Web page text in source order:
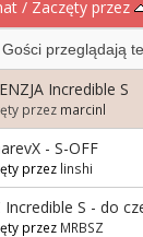
/ Zaczęty przez
przeglądają
Incredible S
przez marcinl
- S-OFF
przez linshi
Incredible S - do
przez MRBSZ